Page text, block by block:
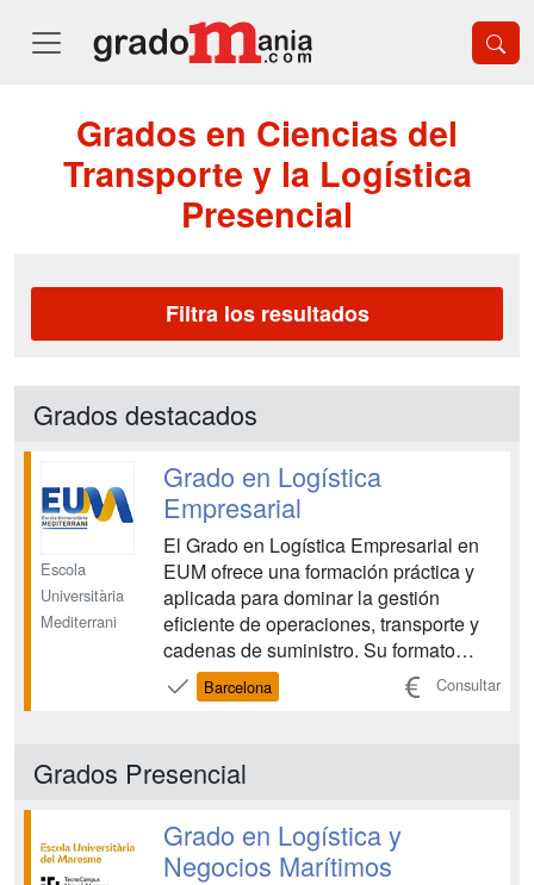
Grados en Ciencias del
Transporte y la Logística
Presencial
Filtra los resultados
Grados destacados
Escola
Universitària
Mediterrani
Grado en Logística
Empresarial
El Grado en Logística Empresarial en
EUM ofrece una formación práctica y
aplicada para dominar la gestión
eficiente de operaciones, transporte y
cadenas de suministro. Su formato
DUAL combina aprendizaje académico
y experiencia profesional en empresas
Una titulación...
Barcelona Consultar
Grados Presencial
Grado en Logística y
Negocios Marítimos